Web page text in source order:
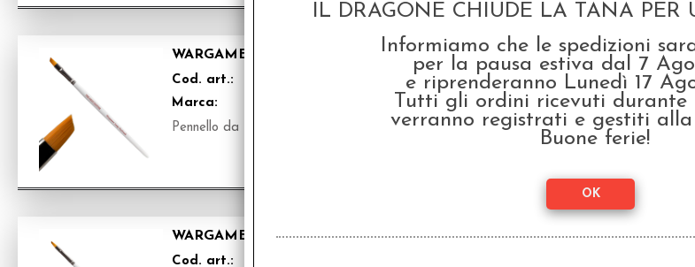
WARGAMER BRUSH - LARGE DRYBRUSH
Cod. art.:
APBR7010
Marca:
Army Painter
Pennello da Modellismo
WARGAMER BRUSH - SMALL DRYBRUSH
Cod. art.:
IL DRAGONE CHIUDE LA TANA PER
Informiamo che le spedizioni
per la pausa estiva dal 7
e riprenderanno Lunedì 17
Tutti gli ordini ricevuti durante
verranno registrati e gestiti
Buone ferie!